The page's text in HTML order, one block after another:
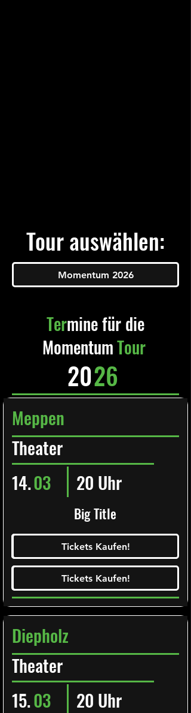
Tour auswählen:
Momentum 2026
Termine für die
MomentumTour
2026
Meppen
Theater
Big Title
14.03 20 Uhr
Tickets Kaufen!
Ticketalarm abonieren!
Tickets Kaufen!
Tickets Kaufen!
Tickets Kaufen!
Diepholz
Theater
15.03 20 Uhr